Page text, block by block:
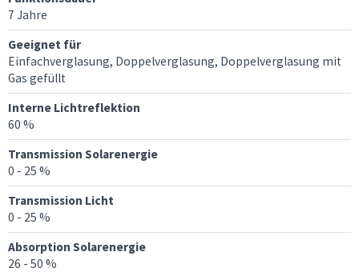
7 Jahre
Geeignet für
Einfachverglasung, Doppelverglasung, Doppelverglasung mit
Gas gefüllt
Interne Lichtreflektion
60 %
Transmission Solarenergie
0 - 25 %
Transmission Licht
0 - 25 %
Absorption Solarenergie
26 - 50 %